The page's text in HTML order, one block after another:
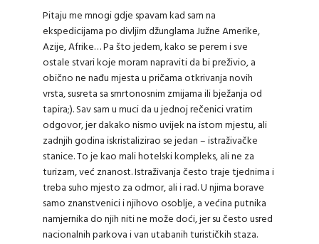
Pitaju me mnogi gdje spavam kad sam na
ekspedicijama po divljim džunglama Južne Amerike,
Azije, Afrike… Pa što jedem, kako se perem i sve
ostale stvari koje moram napraviti da bi preživio, a
obično ne nađu mjesta u pričama otkrivanja novih
vrsta, susreta sa smrtonosnim zmijama ili bježanja od
tapira;). Sav sam u muci da u jednoj rečenici vratim
odgovor, jer dakako nismo uvijek na istom mjestu, ali
zadnjih godina iskristalizirao se jedan – istraživačke
stanice. To je kao mali hotelski kompleks, ali ne za
turizam, već znanost. Istraživanja često traje tjednima i
treba suho mjesto za odmor, ali i rad. U njima borave
samo znanstvenici i njihovo osoblje, a većina putnika
namjernika do njih niti ne može doći, jer su često usred
nacionalnih parkova i van utabanih turističkih staza.